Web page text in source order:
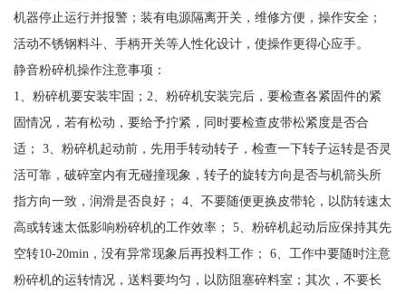
机器停止运行并报警；装有电源隔离开关，维修方便，操作安全；
活动不锈钢料斗、手柄开关等人性化设计，使操作更得心应手。
静音粉碎机操作注意事项：
1、粉碎机要安装牢固；2、粉碎机安装完后，要检查各紧固件的紧
固情况，若有松动，要给予拧紧，同时要检查皮带松紧度是否合
适； 3、粉碎机起动前，先用手转动转子，检查一下转子运转是否灵
活可靠，破碎室内有无碰撞现象，转子的旋转方向是否与机箭头所
指方向一致，润滑是否良好； 4、不要随便更换皮带轮，以防转速太
高或转速太低影响粉碎机的工作效率； 5、粉碎机起动后应保持其先
空转10-20min，没有异常现象后再投料工作； 6、工作中要随时注意
粉碎机的运转情况，送料要均匀，以防阻塞碎料室；其次，不要长